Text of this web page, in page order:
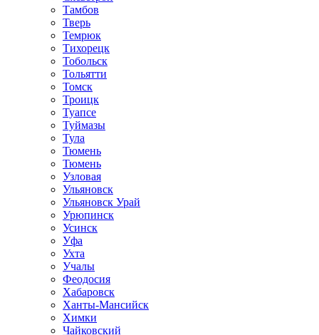
Тамбов
Тверь
Темрюк
Тихорецк
Тобольск
Тольятти
Томск
Троицк
Туапсе
Туймазы
Тула
Тюмень
Тюмень
Узловая
Ульяновск
Ульяновск Урай
Урюпинск
Усинск
Уфа
Ухта
Учалы
Феодосия
Хабаровск
Ханты-Мансийск
Химки
Чайковский